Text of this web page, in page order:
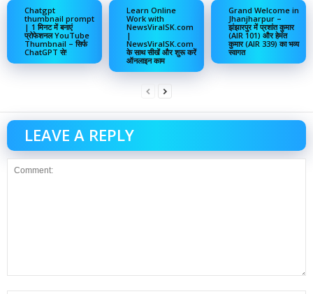
Chatgpt
thumbnail prompt
| 1 मिनट में बनाएं
प्रोफेशनल YouTube
Thumbnail – सिर्फ
ChatGPT से!
Learn Online
Work with
NewsViralSK.com
|
NewsViralSK.com
के साथ सीखें और शुरू करें
ऑनलाइन काम
Grand Welcome in
Jhanjharpur –
झंझारपुर में प्रशांत कुमार
(AIR 101) और हेमंत
कुमार (AIR 339) का भव्य
स्वागत
LEAVE A REPLY